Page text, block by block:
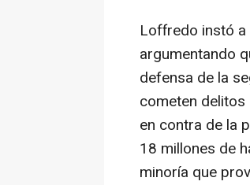
Loffredo instó
argumentando
defensa de la
cometen
en contra de la
18 millones de
minoría que